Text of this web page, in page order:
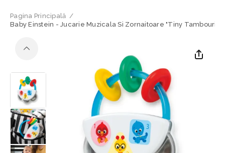
Pagina Principală /
Baby Einstein - Jucarie Muzicala Si Zornaitoare "Tiny